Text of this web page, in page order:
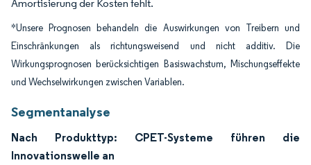
Amortisierung der Kosten fehlt.
*Unsere Prognosen behandeln die Auswirkungen von Treibern und
Einschränkungen als richtungsweisend und nicht additiv. Die
Wirkungsprognosen berücksichtigen Basiswachstum, Mischungseffekte
und Wechselwirkungen zwischen Variablen.
Segmentanalyse
Nach Produkttyp: CPET-Systeme führen die
Innovationswelle an